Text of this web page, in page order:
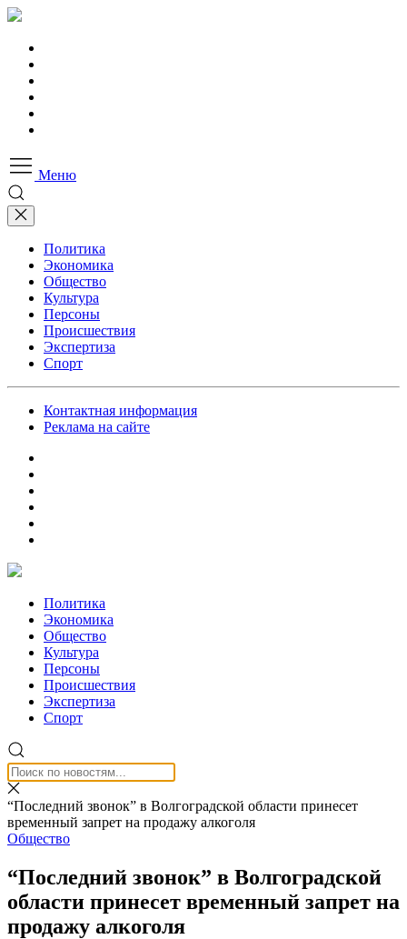
Меню
Политика
Экономика
Общество
Культура
Персоны
Происшествия
Экспертиза
Спорт
Контактная информация
Реклама на сайте
Политика
Экономика
Общество
Культура
Персоны
Происшествия
Экспертиза
Спорт
“Последний звонок” в Волгоградской области принесет
временный запрет на продажу алкоголя
Общество
“Последний звонок” в Волгоградской
области принесет временный запрет на
продажу алкоголя